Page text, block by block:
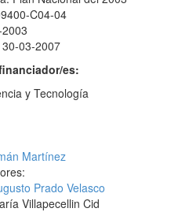
C04-04
03-2007
es:
y Tecnología
Martínez
Prado Velasco
Villapecellin Cid